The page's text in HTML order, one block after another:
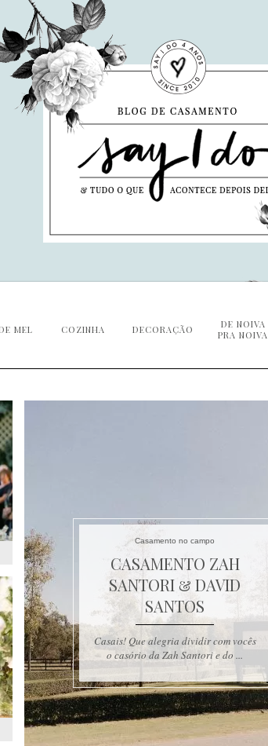
MEL COZINHA DECORAÇÃO
DE NOIVA
PRA NOIVA
Casamento no campo
CASAMENTO ZAH
SANTORI & DAVID
SANTOS
Casais! Que alegria dividir com vocês
o casório da Zah Santori e do ...